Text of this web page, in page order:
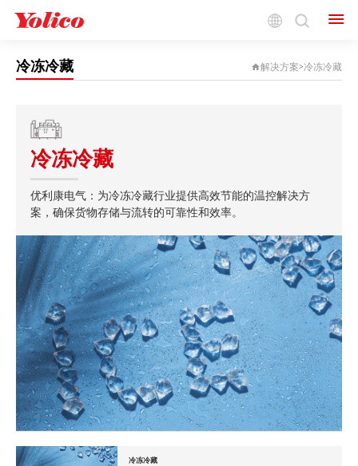
优利康——创新驱动，智造未来
冷冻冷藏 解决方案>冷冻冷藏
冷冻冷藏
优利康电气：为冷冻冷藏行业提供高效节能的温控解决方
案，确保货物存储与流转的可靠性和效率。
冷冻冷藏